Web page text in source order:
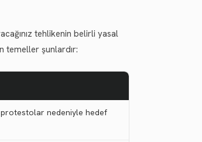
tehlikenin belirli yasal
temeller şunlardır:
protestolar nedeniyle hedef